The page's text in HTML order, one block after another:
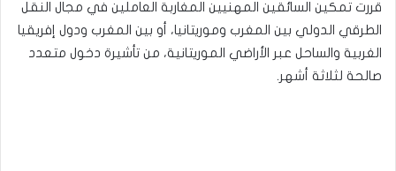
قررت تمكين السائقين المهنيين المغاربة العاملين في مجال النقل
الطرقي الدولي بين المغرب وموريتانيا، أو بين المغرب ودول إفريقيا
الغربية والساحل عبر الأراضي الموريتانية، من تأشيرة دخول متعدد
صالحة لثلاثة أشهر.